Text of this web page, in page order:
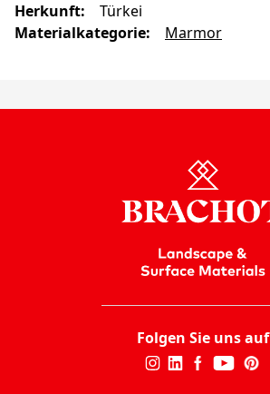
Herkunft:
Türkei
Materialkategorie: Marmor
Folgen Sie uns auf